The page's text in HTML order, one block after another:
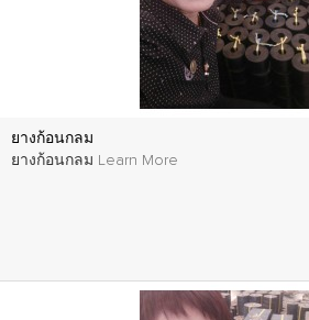
ยางก้อนกลม
ยางก้อนกลม Learn More